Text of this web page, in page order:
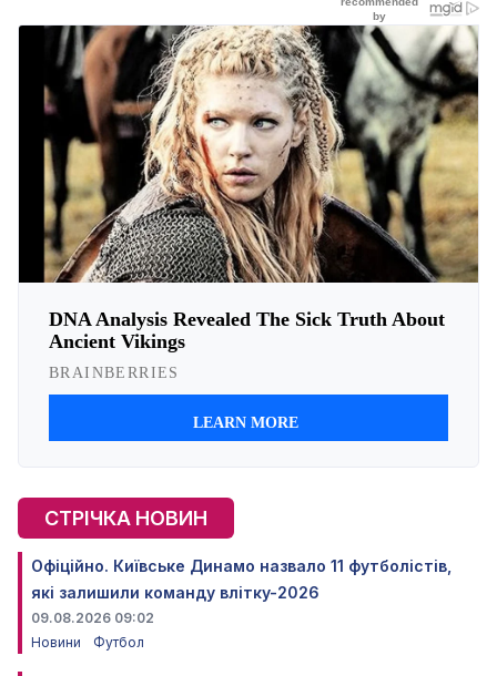
СТРІЧКА НОВИН
Офіційно. Київське Динамо назвало 11 футболістів,
які залишили команду влітку-2026
09.08.2026 09:02
Новини
Футбол